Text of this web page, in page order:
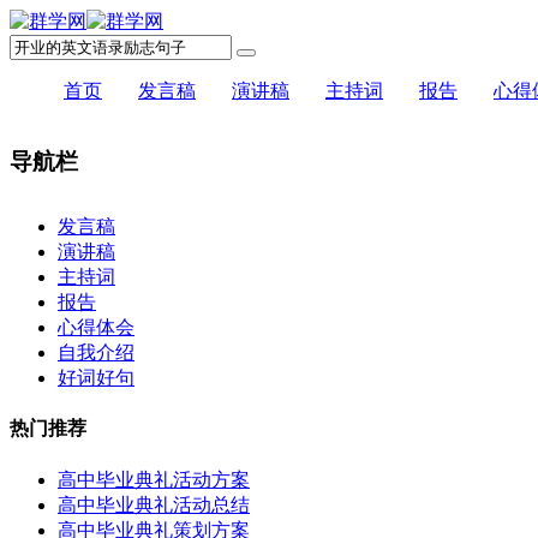
首页 发言稿 演讲稿 主持词 报告 心得
导航栏
发言稿
演讲稿
主持词
报告
心得体会
自我介绍
好词好句
热门推荐
高中毕业典礼活动方案
高中毕业典礼活动总结
高中毕业典礼策划方案